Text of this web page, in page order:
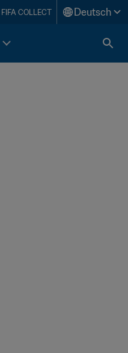
FIFA COLLECT Deutsch